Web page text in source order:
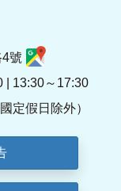
號
| 13:30～17:30
定假日除外）